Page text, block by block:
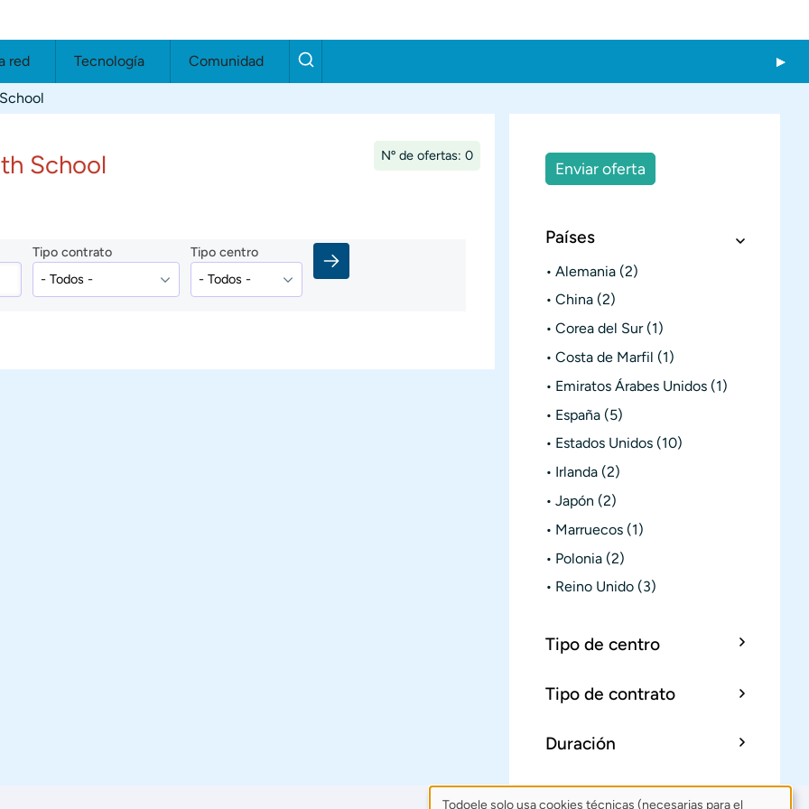
red Tecnología Comunidad
School Nº de ofertas: 0
Tipo contrato Tipo centro
Enviar oferta
Países
Alemania (2)
China (2)
Corea del Sur (1)
Costa de Marfil (1)
Emiratos Árabes Unidos (1)
España (5)
Estados Unidos (10)
Irlanda (2)
Japón (2)
Marruecos (1)
Polonia (2)
Reino Unido (3)
Tipo de centro
Tipo de contrato
Duración
Todoele solo usa cookies técnicas (necesarias para el